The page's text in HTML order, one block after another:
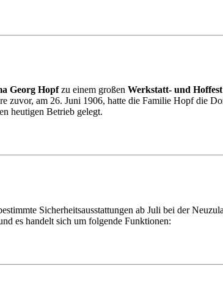
Georg Hopfzu einem großen Werkstatt- und Hoffest
zuvor, am 26. Juni 1906, hatte die Familie Hopf die
heutigen Betrieb gelegt.
Sicherheitsausstattungen ab Juli bei der
es handelt sich um folgende Funktionen: